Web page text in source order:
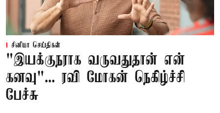
சினிமா செய்திகள்
"இயக்குநராக வருவதுதான் என்
கனவு"... ரவி மோகன் நெகிழ்ச்சி
பேச்சு